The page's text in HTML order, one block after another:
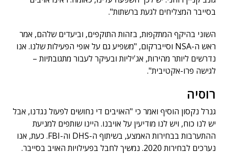
בסייבר המצליחים לגעת ברשתות".
השוני בהיקף המתקפות, בזהות התוקפים, וביעדים שלהם, אמר
ראש ה-NSA וסייברקום, "משפיע גם על אופי הפעילות שלנו. אנו
נדרשים ליותר מהירות, אג'יליות ובעיקר לעבור מתגובתיות –
לגישה פרו-אקטיבית".
רוסיה
גנרל נקסון הוסיף ואמר כי "האויבים די נחושים לפעול נגדנו, אבל
יש לנו כוח, ויש לנו מודיעין על אויבנו. היינו שותפים למניעת
ההתערבות בבחירות האמצע, בשיתוף ה-DHS וה-FBI. כעת, אנו
נערכים לבחירות 2020. נמשיך לחבל בפעילויות האויב בסייבר.